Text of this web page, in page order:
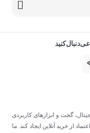
گجت و ابزارهای کاربردی
از خرید آنلاین ایجاد کند. ما